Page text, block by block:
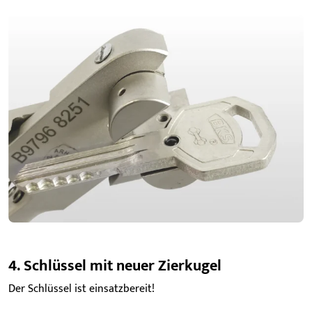
4. Schlüssel mit neuer Zierkugel
Der Schlüssel ist einsatzbereit!